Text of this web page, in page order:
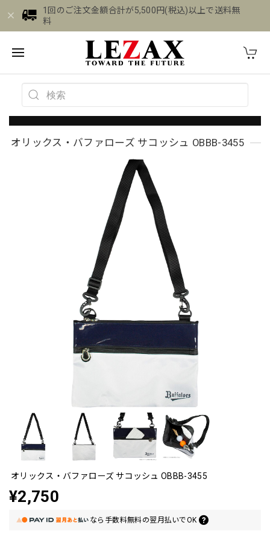
1回のご注文金額合計が5,500円(税込)以上で送料無
料
オリックス・バファローズ サコッシュ OBBB-3455
オリックス・バファローズ サコッシュ OBBB-3455
¥2,750
なら 手数料無料の翌月払いでOK